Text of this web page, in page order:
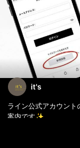
it's
ライン公式アカウン
案内です✨
只今、my it's専用サ